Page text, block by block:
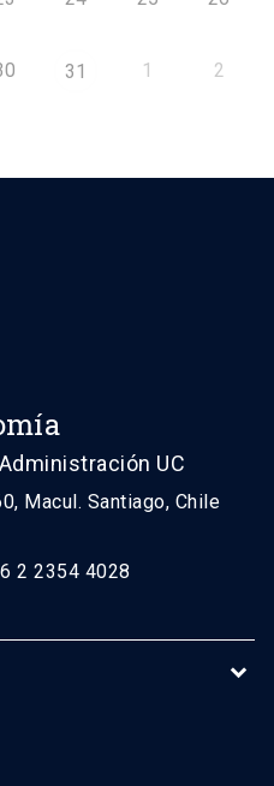
31 1 2
UC
Macul. Santiago, Chile
2 2354 4028